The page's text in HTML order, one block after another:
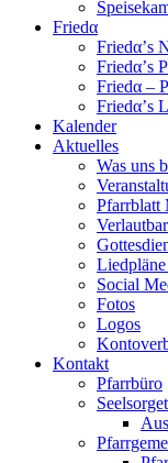
Friedα
Friedα’s
Friedα’s
Friedα –
Friedα’s
Kalender
Aktuelles
Was uns
Social
Fotos
Logos
Kontakt
Pfarrbüro